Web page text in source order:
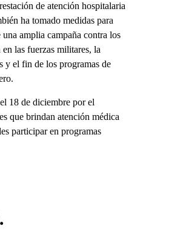
de atención hospitalaria
ha tomado medidas para
una amplia campaña contra los
las fuerzas militares, la
y el fin de los programas de
18 de diciembre por el
que brindan atención médica
participar en programas